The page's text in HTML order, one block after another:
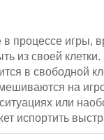
процессе игры,
из своей
в свободной
на
или
испортить